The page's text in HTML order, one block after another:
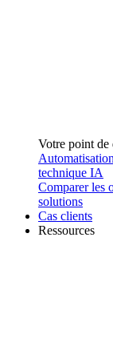
Votre point de
technique IA
Comparer les
solutions
Cas clients
Ressources